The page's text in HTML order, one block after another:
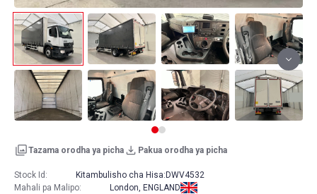
Tazama orodha ya picha Pakua orodha ya picha
Stock Id: Kitambulisho cha Hisa: DWV4532
Mahali pa Malipo: London, ENGLAND